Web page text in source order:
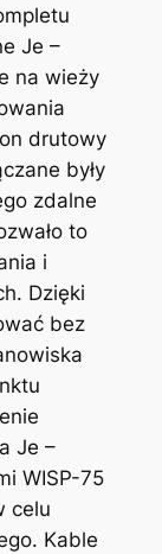
Je –
na wieży
drutowy
były
zdalne
to
i
Dzięki
bez
Je –
WISP-75
celu
Kable